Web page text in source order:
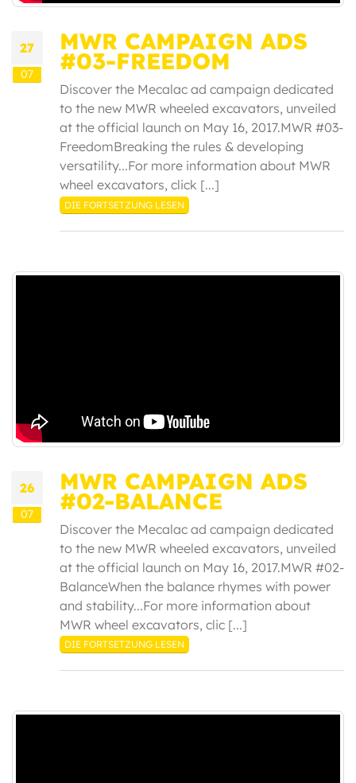
27
07
MWR CAMPAIGN ADS
#03-FREEDOM
Discover the Mecalac ad campaign dedicated
to the new MWR wheeled excavators, unveiled
at the official launch on May 16, 2017.MWR #03-
FreedomBreaking the rules & developing
versatility...For more information about MWR
wheel excavators, click [...]
DIE FORTSETZUNG LESEN
26
07
MWR CAMPAIGN ADS
#02-BALANCE
Discover the Mecalac ad campaign dedicated
to the new MWR wheeled excavators, unveiled
at the official launch on May 16, 2017.MWR #02-
BalanceWhen the balance rhymes with power
and stability...For more information about
MWR wheel excavators, clic [...]
DIE FORTSETZUNG LESEN